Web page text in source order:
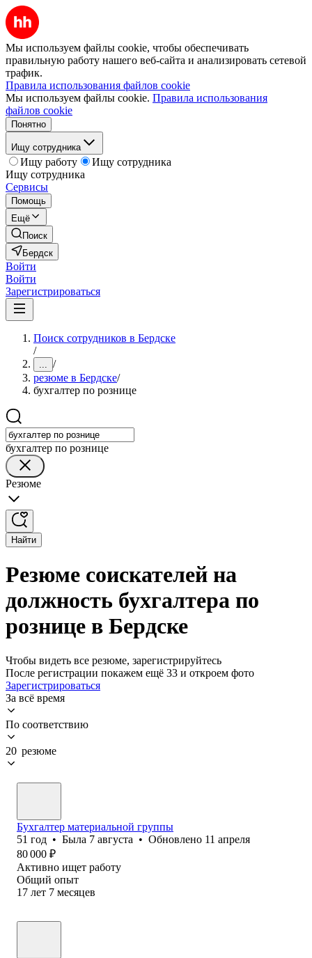
Мы используем файлы cookie, чтобы обеспечивать
правильную работу нашего веб-сайта и анализировать сетевой
трафик.
Правила использования файлов cookie
Мы используем файлы cookie. Правила использования
файлов cookie
Понятно
Ищу сотрудника
Ищу работу
Ищу сотрудника
Ищу сотрудника
Сервисы
Помощь
Ещё
Поиск
Бердск
Войти
Войти
Зарегистрироваться
Поиск сотрудников в Бердске
/
... /
резюме в Бердске/
бухгалтер по рознице
бухгалтер по рознице
Резюме
Найти
Резюме соискателей на
должность бухгалтера по
рознице в Бердске
Чтобы видеть все резюме, зарегистрируйтесь
После регистрации покажем ещё 33 и откроем фото
Зарегистрироваться
За всё время
По соответствию
20 резюме
Бухгалтер материальной группы
51 год • Была 7 августа • Обновлено 11 апреля
80 000 ₽
Активно ищет работу
Общий опыт
17 лет 7 месяцев